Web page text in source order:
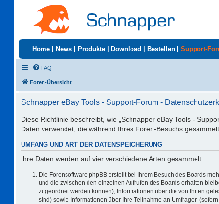
Home News Produkte Download Bestellen Support-
FAQ
Foren-Übersicht
Schnapper eBay Tools - Support-Forum -
Diese Richtlinie beschreibt, wie „Schnapper eBay Tools -
Daten verwendet, die während Ihres Foren-Besuchs
UMFANG UND ART DER DATENSPEICHERUNG
Ihre Daten werden auf vier verschiedene Arten gesammelt:
Die Forensoftware phpBB erstellt bei Ihrem Besuch des Boards
und die zwischen den einzelnen Aufrufen des Boards erhalten
zugeordnet werden können), Informationen über die von Ihnen
sind) sowie Informationen über Ihre Teilnahme an Umfragen